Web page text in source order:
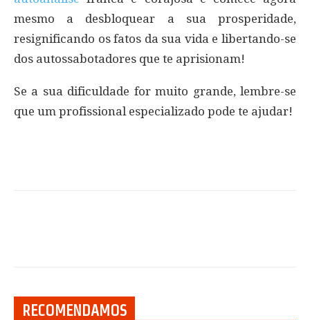
mesmo a desbloquear a sua prosperidade,
resignificando os fatos da sua vida e libertando-se
dos autossabotadores que te aprisionam!
Se a sua dificuldade for muito grande, lembre-se
que um profissional especializado pode te ajudar!
RECOMENDAMOS